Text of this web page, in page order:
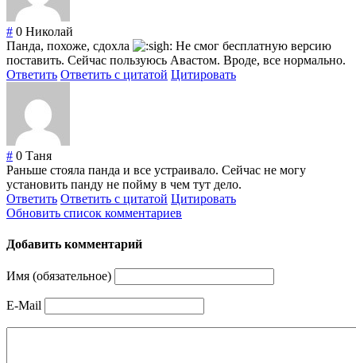
# 0 Николай
Панда, похоже, сдохла
Не смог бесплатную версию
поставить. Сейчас пользуюсь Авастом. Вроде, все нормально.
Ответить Ответить с цитатой Цитировать
# 0 Таня
Раньше стояла панда и все устраивало. Сейчас не могу
установить панду не пойму в чем тут дело.
Ответить Ответить с цитатой Цитировать
Обновить список комментариев
Добавить комментарий
Имя (обязательное)
E-Mail